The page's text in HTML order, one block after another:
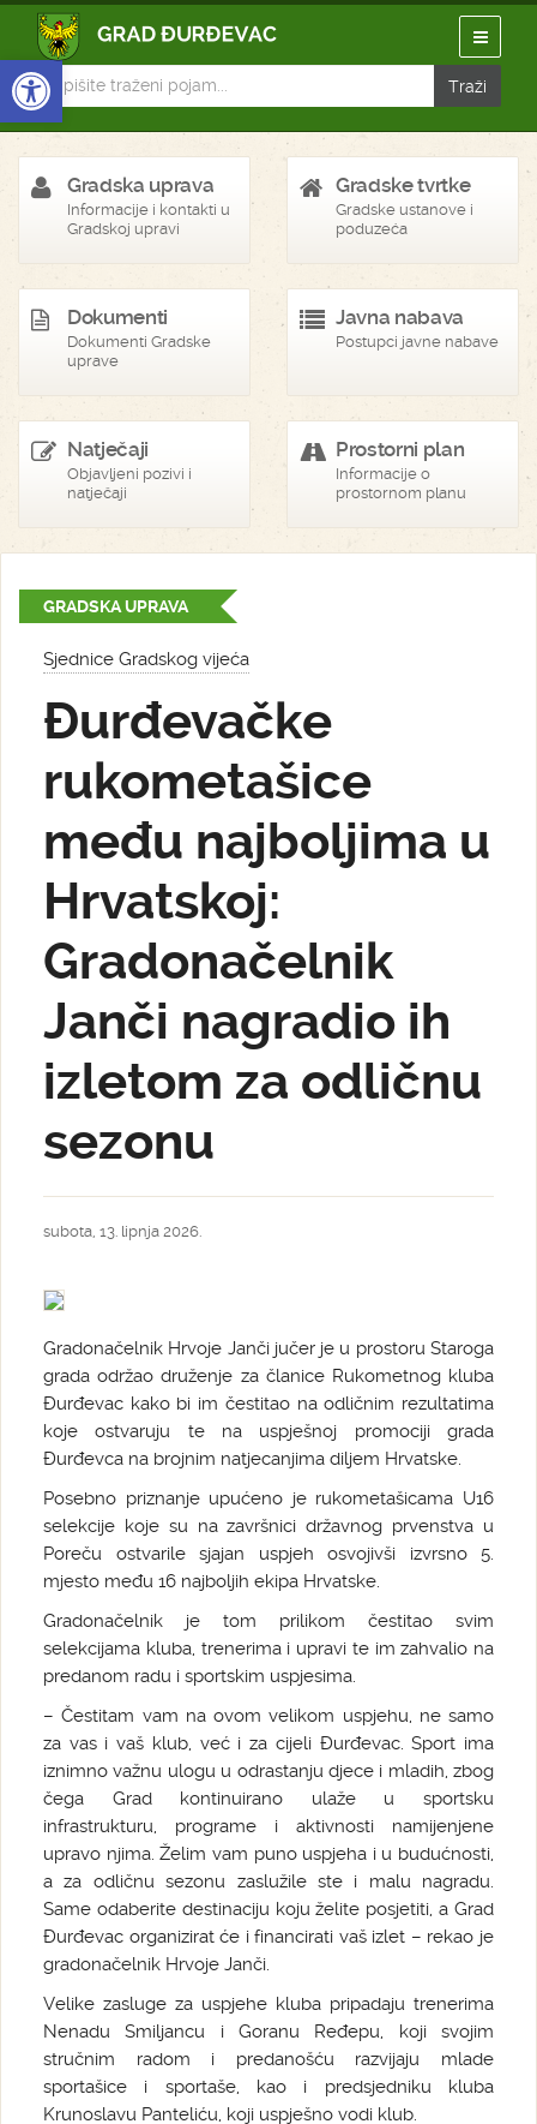
Open toolbar
Gradska uprava
Informacije i kontakti u
Gradskoj upravi
Gradske tvrtke
Gradske ustanove i
poduzeća
Dokumenti
Dokumenti Gradske
uprave
Javna nabava
Postupci javne nabave
Natječaji
Objavljeni pozivi i
natječaji
Prostorni plan
Informacije o
prostornom planu
GRADSKA UPRAVA
Sjednice Gradskog vijeća
Đurđevačke
rukometašice
među najboljima u
Hrvatskoj:
Gradonačelnik
Janči nagradio ih
izletom za odličnu
sezonu
subota, 13. lipnja 2026.
Gradonačelnik Hrvoje Janči jučer je u prostoru Staroga
grada održao druženje za članice Rukometnog kluba
Đurđevac kako bi im čestitao na odličnim rezultatima
koje ostvaruju te na uspješnoj promociji grada
Đurđevca na brojnim natjecanjima diljem Hrvatske.
Posebno priznanje upućeno je rukometašicama U16
selekcije koje su na završnici državnog prvenstva u
Poreču ostvarile sjajan uspjeh osvojivši izvrsno 5.
mjesto među 16 najboljih ekipa Hrvatske.
Gradonačelnik je tom prilikom čestitao svim
selekcijama kluba, trenerima i upravi te im zahvalio na
predanom radu i sportskim uspjesima.
– Čestitam vam na ovom velikom uspjehu, ne samo
za vas i vaš klub, već i za cijeli Đurđevac. Sport ima
iznimno važnu ulogu u odrastanju djece i mladih, zbog
čega Grad kontinuirano ulaže u sportsku
infrastrukturu, programe i aktivnosti namijenjene
upravo njima. Želim vam puno uspjeha i u budućnosti,
a za odličnu sezonu zaslužile ste i malu nagradu.
Same odaberite destinaciju koju želite posjetiti, a Grad
Đurđevac organizirat će i financirati vaš izlet – rekao je
gradonačelnik Hrvoje Janči.
Velike zasluge za uspjehe kluba pripadaju trenerima
Nenadu Smiljancu i Goranu Ređepu, koji svojim
stručnim radom i predanošću razvijaju mlade
sportašice i sportaše, kao i predsjedniku kluba
Krunoslavu Panteliću, koji uspješno vodi klub.